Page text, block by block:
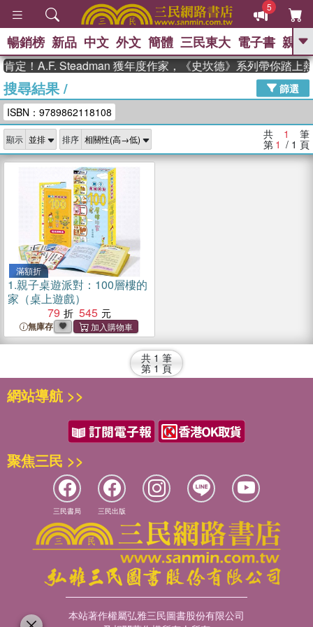
5
GO
高希均教授回憶錄
、 The Odyssey 、 父親節 、 如果歷
獎 臺灣漫遊錄 、 方念華 、 台灣的李
登輝時代
數學女孩：黎曼猜想 、
偉大的迷走神經
暢銷榜 新品 中文 外文 簡體 三民東大 電子書 親子
定！A.F. Steadman 獲年度作家，《史坎德》系列帶你踏上
搜尋結果/
篩選
ISBN：9789862118108
顯示 排序 共 1 筆
第 1 / 1 頁
滿額折
1.親子桌遊派對：100層樓的
家（桌上遊戲）
79
545
無庫存
共 1 筆
第 1 頁
網站導航 >>
聚焦三民 >>
三民書局 三民出版
本站著作權屬弘雅三民圖書股份有限公司